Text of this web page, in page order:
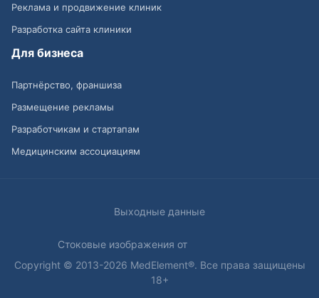
Реклама и продвижение клиник
Разработка сайта клиники
Для бизнеса
Партнёрство, франшиза
Размещение рекламы
Разработчикам и стартапам
Медицинским ассоциациям
Выходные данные
Стоковые изображения от
Copyright © 2013-2026 MedElement®. Все права защищены
18+